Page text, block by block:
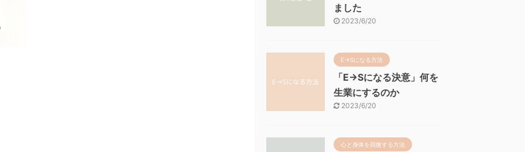
ました
2023/6/20
E→Sになる方法
「E→Sになる決意」何を
生業にするのか
2023/6/20
心と身体を回復する方法